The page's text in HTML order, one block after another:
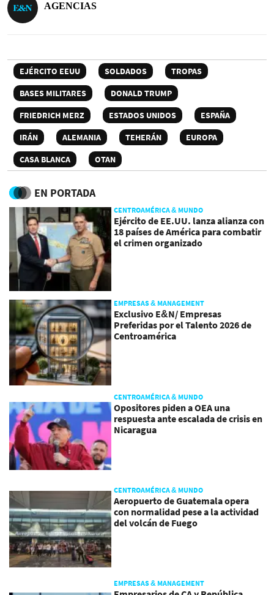
AGENCIAS
EJÉRCITO EEUU SOLDADOS
TROPAS
BASES MILITARES
DONALD TRUMP
FRIEDRICH MERZ
ESTADOS UNIDOS
ESPAÑA
IRÁN
ALEMANIA TEHERÁN
EUROPA
CASA BLANCA
OTAN
EN PORTADA
CENTROAMÉRICA & MUNDO
Ejército de EE.UU. lanza alianza con
18 países de América para combatir
el crimen organizado
EMPRESAS & MANAGEMENT
Exclusivo E&N/ Empresas
Preferidas por el Talento 2026 de
Centroamérica
CENTROAMÉRICA & MUNDO
Opositores piden a OEA una
respuesta ante escalada de crisis en
Nicaragua
CENTROAMÉRICA & MUNDO
Aeropuerto de Guatemala opera
con normalidad pese a la actividad
del volcán de Fuego
EMPRESAS & MANAGEMENT